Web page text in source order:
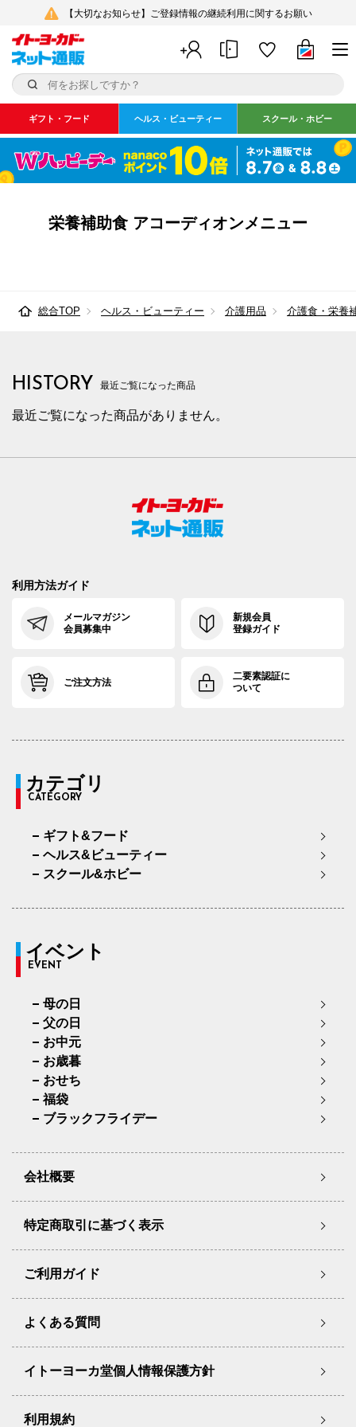
【大切なお知らせ】ご登録情報の継続利用に関するお願い
ギフト・フード ヘルス・ビューティー スクール・ホビー
栄養補助食 アコーディオンメニュー
総合TOP ヘルス・ビューティー 介護用品 介護食・栄養
HISTORY 最近ご覧になった商品
最近ご覧になった商品がありません。
利用方法ガイド
メールマガジン
会員募集中
新規会員
登録ガイド
ご注文方法
二要素認証に
ついて
カテゴリ
CATEGORY
ギフト&フード
ヘルス&ビューティー
スクール&ホビー
イベント
EVENT
母の日
父の日
お中元
お歳暮
おせち
福袋
ブラックフライデー
会社概要
特定商取引に基づく表示
ご利用ガイド
よくある質問
イトーヨーカ堂個人情報保護方針
利用規約